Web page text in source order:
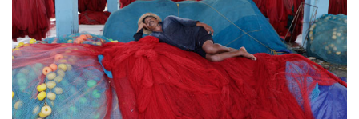
10
Фотохроника 29 июля